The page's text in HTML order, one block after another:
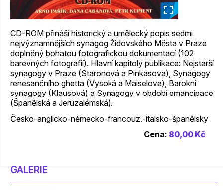
CD-ROM přináší historický a umělecký popis sedmi
nejvýznamnějších synagog Židovského Města v Praze
doplněný bohatou fotografickou dokumentací (102
barevných fotografií). Hlavní kapitoly publikace: Nejstarší
synagogy v Praze (Staronová a Pinkasova), Synagogy
renesančního ghetta (Vysoká a Maiselova), Barokní
synagogy (Klausová) a Synagogy v období emancipace
(Španělská a Jeruzalémská).
Česko-anglicko-německo-francouz.-italsko-španělsky
Cena: 80,00 Kč
GALERIE